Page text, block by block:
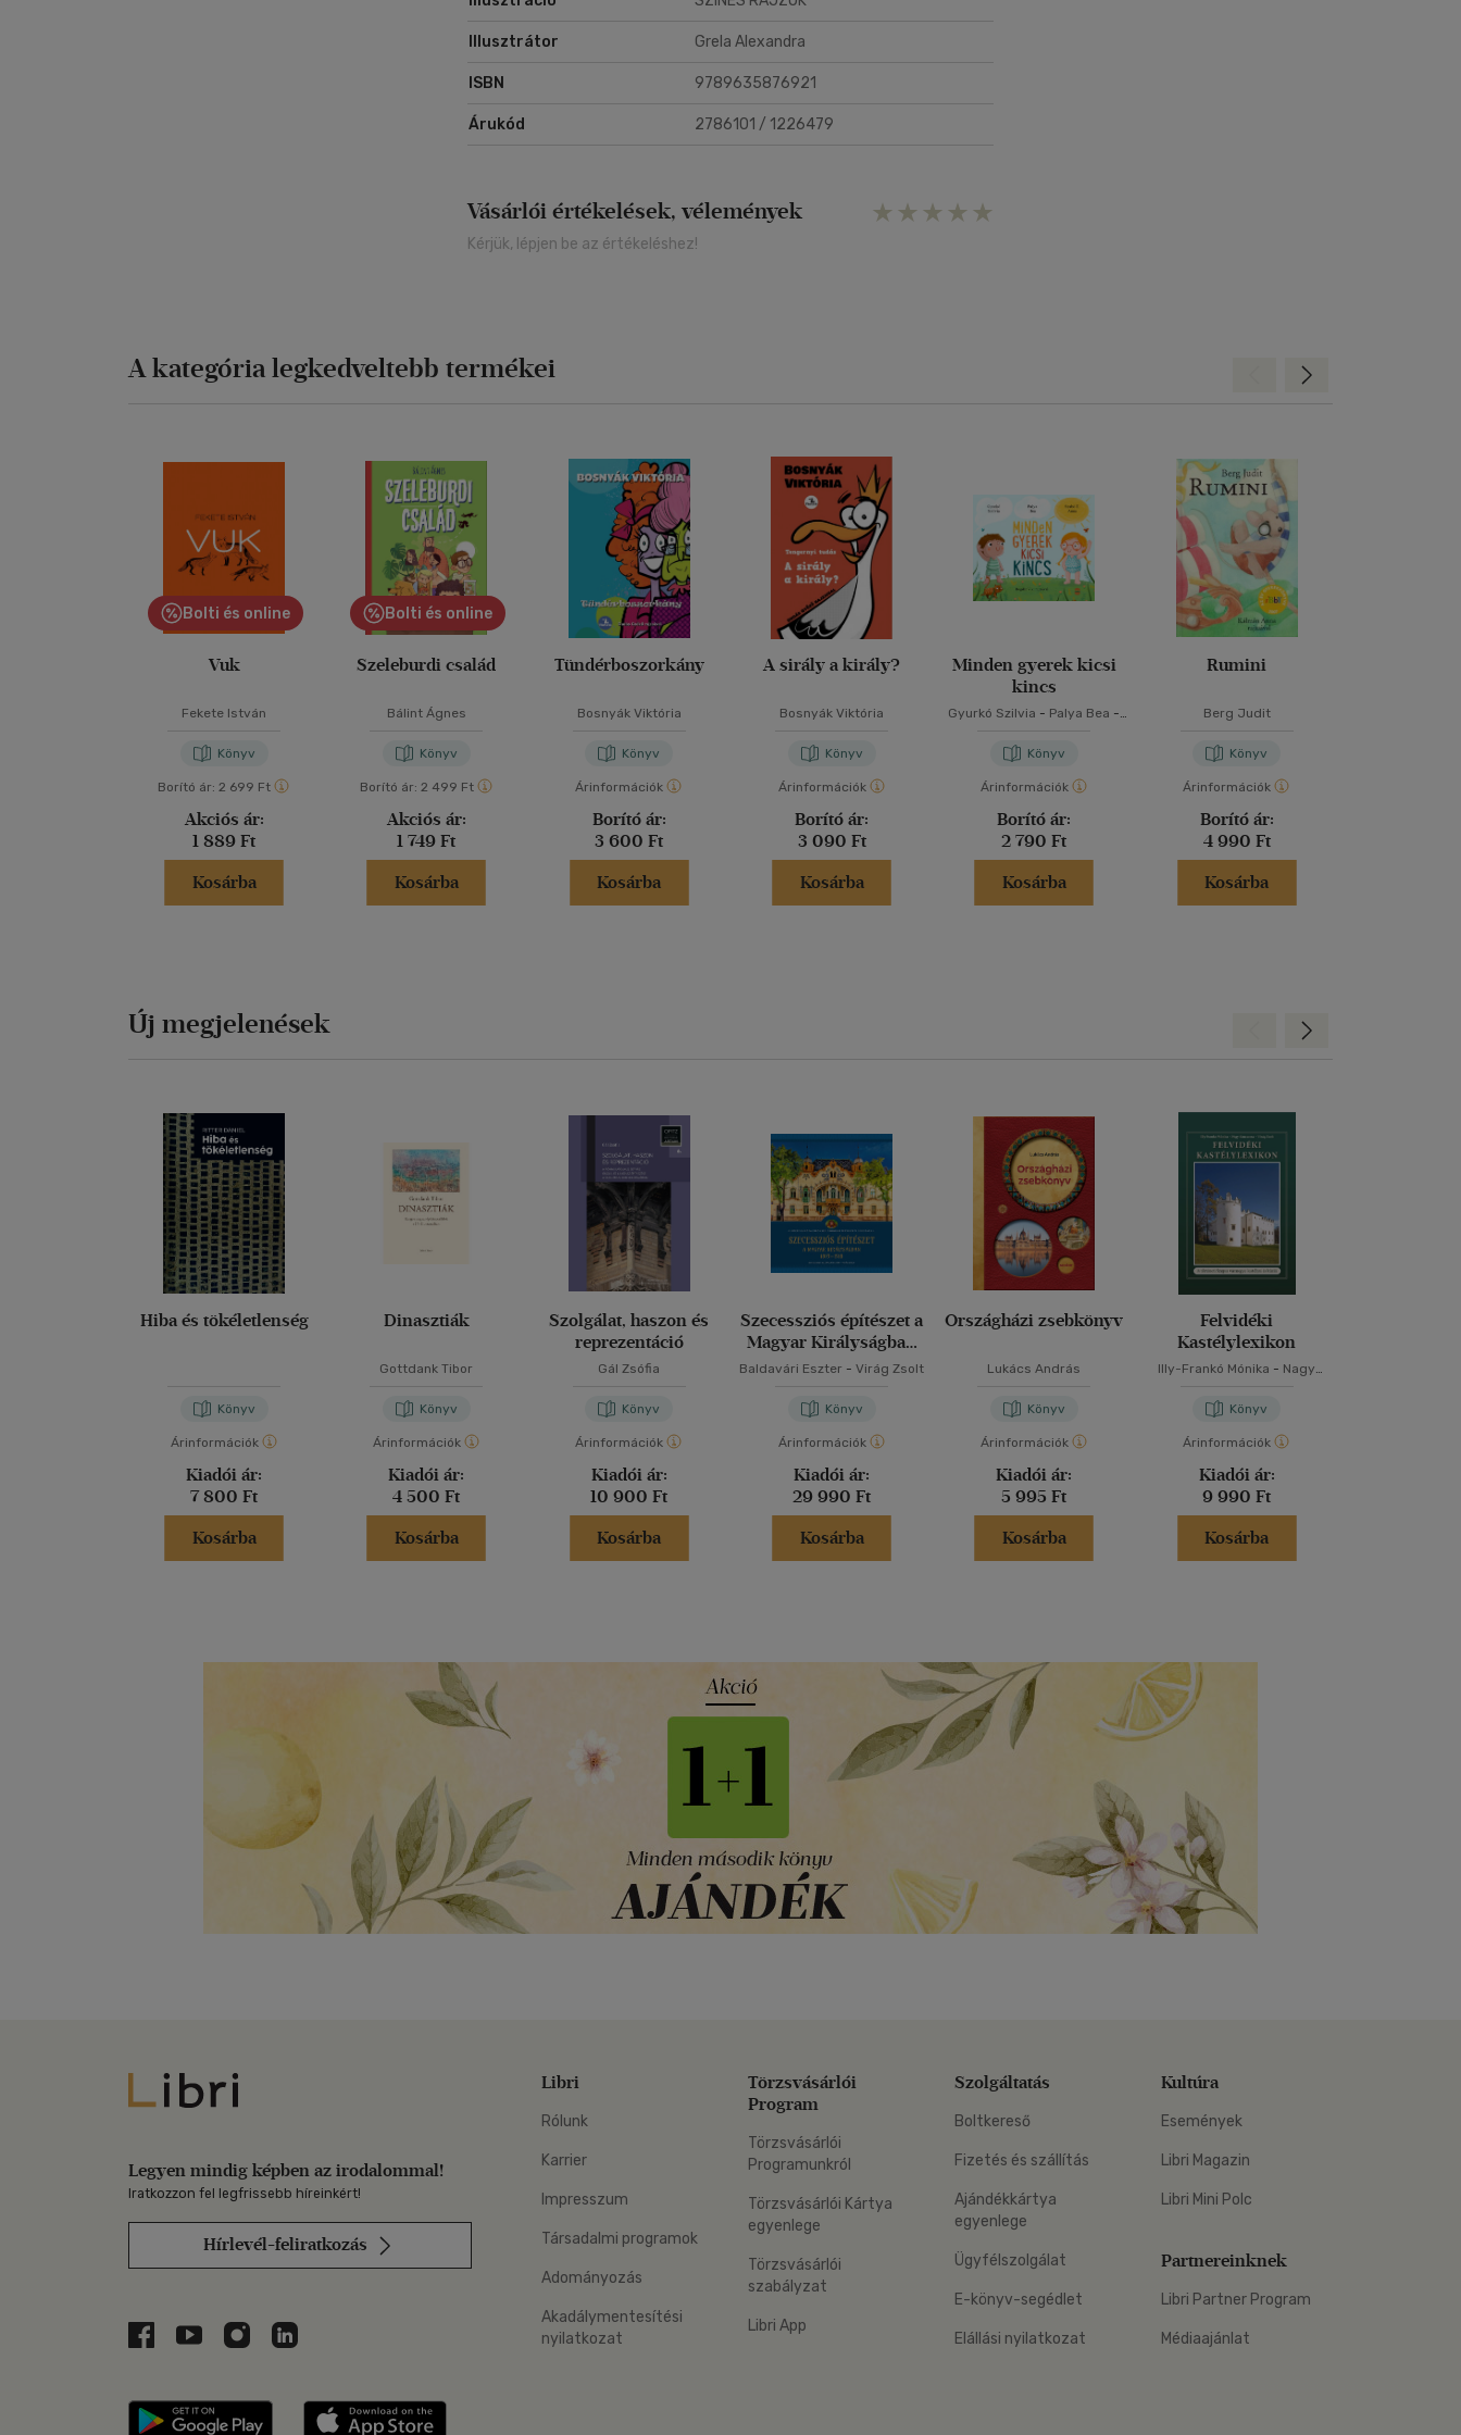
Illusztrátor Grela Alexandra
ISBN 9789635876921
Árukód 2786101 / 1226479
Vásárlói értékelések, vélemények
Kérjük, lépjen be az értékeléshez!
A kategória legkedveltebb termékei
Bolti és online
Vuk
Fekete István
Könyv
Borító ár: 2 699 Ft
Akciós ár:
1 889 Ft
Kosárba
Bolti és online
Szeleburdi család
Bálint Ágnes
Könyv
Borító ár: 2 499 Ft
Akciós ár:
1 749 Ft
Kosárba
Tündérboszorkány
Bosnyák Viktória
Könyv
Árinformációk
Borító ár:
3 600 Ft
Kosárba
A sirály a király?
Bosnyák Viktória
Könyv
Árinformációk
Borító ár:
3 090 Ft
Kosárba
Minden gyerek kicsi
kincs
Gyurkó Szilvia - Palya Bea -
Könyv
Árinformációk
Borító ár:
2 790 Ft
Kosárba
Rumini
Berg Judit
Könyv
Árinformációk
Borító ár:
4 990 Ft
Kosárba
Előre
Új megjelenések
Hiba és tökéletlenség
Könyv
Árinformációk
Kiadói ár:
7 800 Ft
Kosárba
Dinasztiák
Gottdank Tibor
Könyv
Árinformációk
Kiadói ár:
4 500 Ft
Kosárba
Szolgálat, haszon és
reprezentáció
Gál Zsófia
Könyv
Árinformációk
Kiadói ár:
10 900 Ft
Kosárba
Szecessziós építészet a
Magyar Királyságban
(1893-1918)
Baldavári Eszter -Virág Zsolt
Könyv
Árinformációk
Kiadói ár:
29 990 Ft
Kosárba
Országházi zsebkönyv
Lukács András
Könyv
Árinformációk
Kiadói ár:
5 995 Ft
Kosárba
Felvidéki
Kastélylexikon
Illy-Frankó Mónika - Nagy
Könyv
Árinformációk
Kiadói ár:
9 990 Ft
Kosárba
Előre
Libri
Legyen mindig képben az irodalommal!
Iratkozzon fel legfrissebb híreinkért!
Hírlevél-feliratkozás
Libri a Facebookon
Libri a Youtube-on
Libri az Instagramon
Libri a LinkedInen
Libri applikáció Szerezd meg: Google Play
Libri
Rólunk
Karrier
Impresszum
Társadalmi programok
Adományozás
Akadálymentesítési
nyilatkozat
Törzsvásárlói
Program
Törzsvásárlói
Programunkról
Törzsvásárlói Kártya
egyenlege
Törzsvásárlói
szabályzat
Libri App
Szolgáltatás
Boltkereső
Fizetés és szállítás
Ajándékkártya
egyenlege
Ügyfélszolgálat
E-könyv-segédlet
Elállási nyilatkozat
Kultúra
Események
Libri Magazin
Libri Mini Polc
Partnereinknek
Libri Partner Program
Médiaajánlat